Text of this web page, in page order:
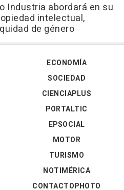
Industria abordará en su
intelectual,
de género
ECONOMÍA
SOCIEDAD
CIENCIAPLUS
PORTALTIC
EPSOCIAL
MOTOR
TURISMO
NOTIMÉRICA
CONTACTOPHOTO